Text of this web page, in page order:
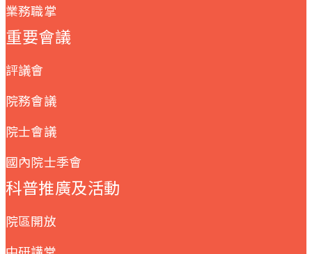
業務職掌
重要會議
評議會
院務會議
院士會議
國內院士季會
科普推廣及活動
院區開放